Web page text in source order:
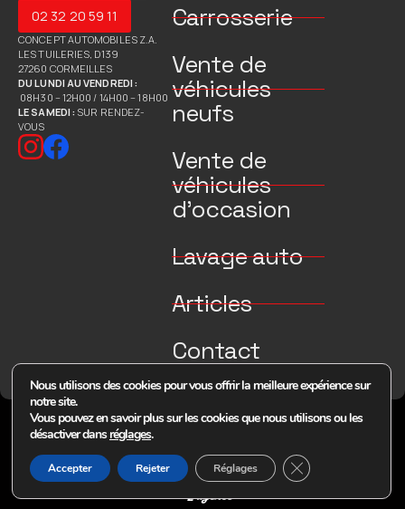
02 32 20 59 11
CONCEPT AUTOMOBILES Z.A.
LES TUILERIES, D139
27260 CORMEILLES
DU LUNDI AU VENDREDI :
08H30 – 12H00 / 14H00 – 18H00
LE SAMEDI : SUR RENDEZ-
VOUS
Carrosserie
Vente de
véhicules
neufs
Vente de
véhicules
d’occasion
Lavage auto
Articles
Contact
© 2026 Tous droits réservés Concept Auto
RGPD
Plan du site
Nous utilisons des cookies pour vous offrir la meilleure expérience sur
notre site.
Vous pouvez en savoir plus sur les cookies que nous utilisons ou les
désactiver dansréglages.
Accepter Rejeter Réglages Fermer la